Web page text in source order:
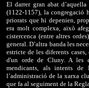
El darrer gran abat
(1122-1157), la congregació
priorats que hi depenien,
era molt complexa, això
cistercenca (entre altres
general. D’altra banda les
estricte de les diferents
d'un orde de Cluny. A les
mendicants, als intents
l’administració de la xarxa
que fa al seguiment de la